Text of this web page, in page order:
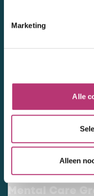
Marketing
Alle
Alleen
Mental Care Group
Polanerbaan 3
NL Mental Care
KvK:76188132
Vacatures
Mental Care